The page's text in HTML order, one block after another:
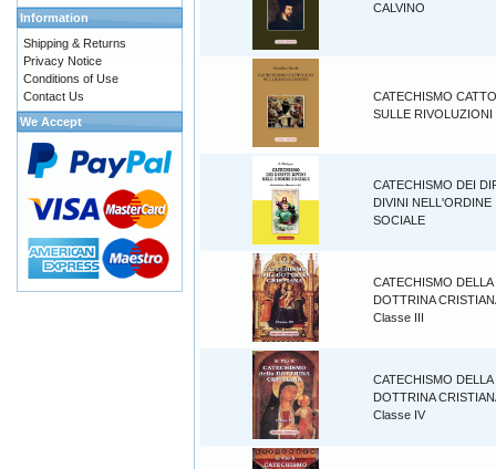
CALVINO
CATECHISMO
SULLE RIVOLUZIONI
CATECHISMO DEI
DIVINI NELL'ORDINE
SOCIALE
CATECHISMO DELLA
DOTTRINA
Classe III
CATECHISMO DELLA
DOTTRINA
Classe IV
Information
Shipping & Returns
Privacy Notice
Conditions of Use
Contact Us
We Accept